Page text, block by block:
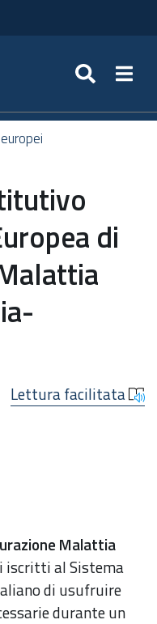
di
Lettura facilitata
Malattia
iscritti al Sistema
di usufruire
durante un